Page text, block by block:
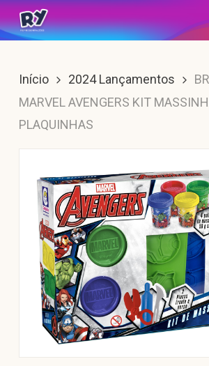
Skip
to
content
Início 2024 Lançamentos
MARVEL AVENGERS KIT
PLAQUINHAS